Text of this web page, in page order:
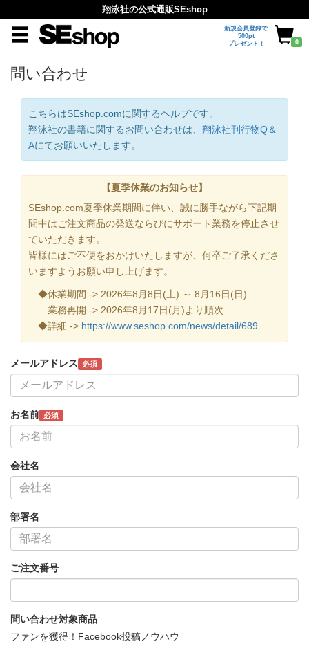
翔泳社の公式通販SEshop
新規会員登録で
500pt
プレゼント！
0
問い合わせ
こちらはSEshop.comに関するヘルプです。
翔泳社の書籍に関するお問い合わせは、 翔泳社刊行物Q＆
Aにてお願いいたします。
【夏季休業のお知らせ】
SEshop.com夏季休業期間に伴い、誠に勝手ながら下記期
間中はご注文商品の発送ならびにサポート業務を停止させ
ていただきます。
皆様にはご不便をおかけいたしますが、何卒ご了承くださ
いますようお願い申し上げます。
◆休業期間 -> 2026年8月8日(土) ～ 8月16日(日)
業務再開 -> 2026年8月17日(月)より順次
◆詳細 -> https://www.seshop.com/news/detail/689
メールアドレス 必須
お名前 必須
会社名
部署名
ご注文番号
問い合わせ対象商品
ファンを獲得！Facebook投稿ノウハウ